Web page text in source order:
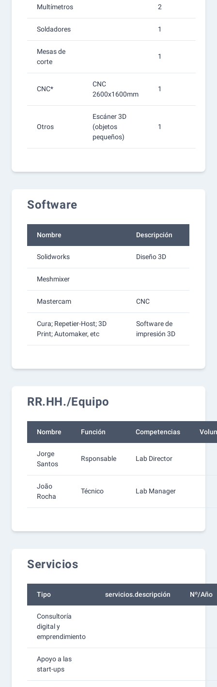
Multímetros 2
Soldadores 1
Mesas de
corte
1
CNC*
CNC
2600x1600mm
1
Otros
Escáner 3D
(objetos
pequeños)
1
Software
Nombre Descripción
Solidworks Diseño 3D
Meshmixer
Mastercam CNC
Cura; Repetier-Host; 3D
Print; Automaker, etc
Software de
impresión 3D
RR.HH./Equipo
Nombre Función Competencias
Jorge
Santos
Rsponsable Lab Director
João
Rocha
Técnico Lab Manager
Servicios
Tipo servicios.descripción Nº/Año
Consultoría
digital y
emprendimiento
Apoyo a las
start-ups